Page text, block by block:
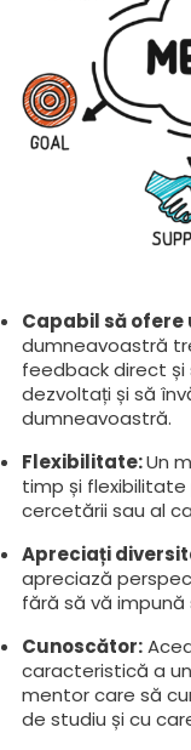
Capabil să
dumneavoastră
feedback direct și
dezvoltați și să
dumneavoastră.
Flexibilitate:Un
timp și flexibilitate
cercetării sau al
Apreciați
apreciază
fără să vă
Cunoscător:
caracteristică a
mentor care să
de studiu și cu